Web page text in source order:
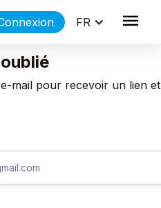
FR
mail pour recevoir un lien